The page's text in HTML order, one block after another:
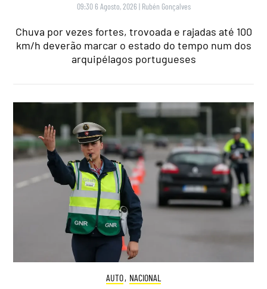
09:30 6 Agosto, 2026 | Rubén Gonçalves
Chuva por vezes fortes, trovoada e rajadas até 100
km/h deverão marcar o estado do tempo num dos
arquipélagos portugueses
AUTO, NACIONAL